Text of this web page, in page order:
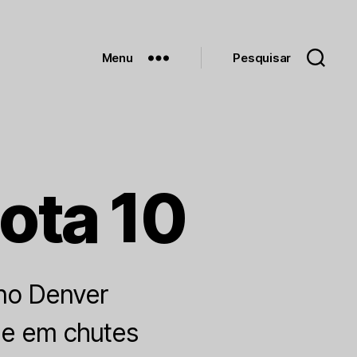
Menu Pesquisar
10
Denver
em chutes